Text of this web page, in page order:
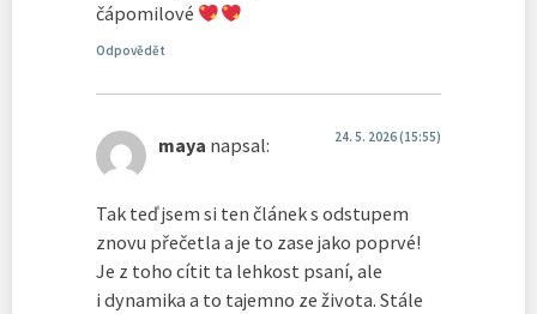
čápomilové
Odpovědět
maya napsal: 24. 5. 2026 (15:55)
Tak teď jsem si ten článek s odstupem
znovu přečetla a je to zase jako poprvé!
Je z toho cítit ta lehkost psaní, ale
i dynamika a to tajemno ze života. Stále